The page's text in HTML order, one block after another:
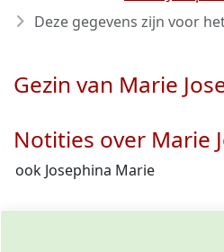
Deze gegevens zijn voor
Gezin van Marie
Notities over Marie
ook Josephina Marie